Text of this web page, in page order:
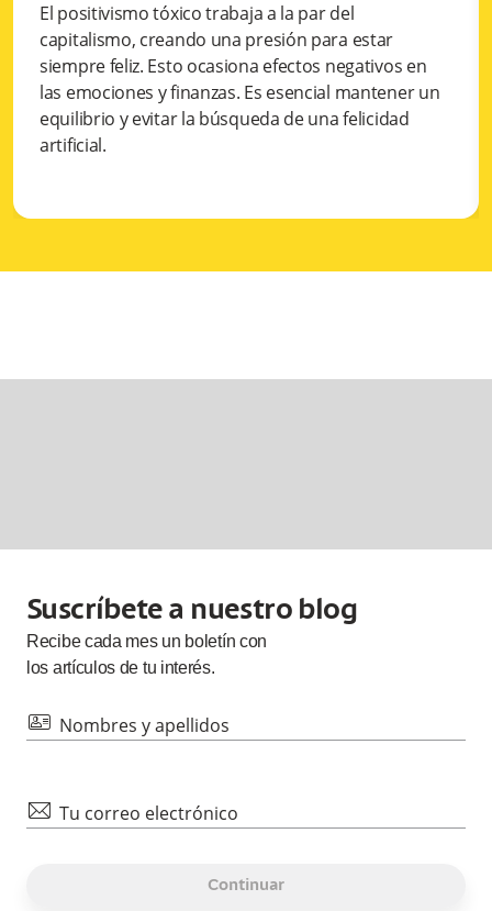
El positivismo tóxico trabaja a la par del
capitalismo, creando una presión para estar
siempre feliz. Esto ocasiona efectos negativos en
las emociones y finanzas. Es esencial mantener un
equilibrio y evitar la búsqueda de una felicidad
artificial.
Suscríbete a nuestro blog
Recibe cada mesun boletín con
los artículos de tu interés.
id Nombres y apellidos
mail Tu correo electrónico
Continuar